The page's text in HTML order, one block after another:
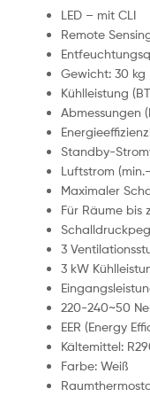
LED – mit CLI
Remote
Gewicht: 30 kg
Kühlleistung
Abmessungen
Standby-
Luftstrom
Maximaler
Für Räume bis
3
3 kW
220-240~50
EER (Energy
Kältemittel:
Farbe: Weiß